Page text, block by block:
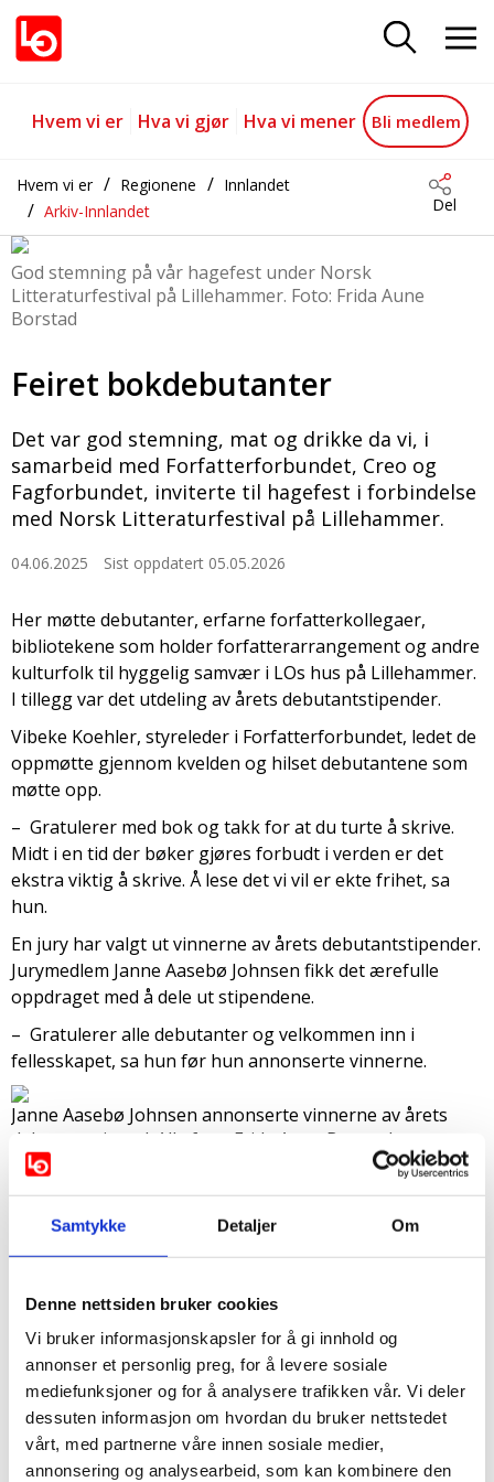
Samtykke Detaljer Om
Denne nettsiden bruker cookies
Vi bruker informasjonskapsler for å gi innhold og
annonser et personlig preg, for å levere sosiale
mediefunksjoner og for å analysere trafikken vår. Vi deler
dessuten informasjon om hvordan du bruker nettstedet
vårt, med partnerne våre innen sosiale medier,
annonsering og analysearbeid, som kan kombinere den
Feiret forfatterdebutanter
Gå til hovedinnhold
Gå til navigasjon
Hvem vi er Hva vi gjør Hva vi mener Bli medlem
Hvem vi er Regionene
Innlandet
Arkiv-Innlandet
Del
God stemning på vår hagefest under Norsk
Litteraturfestival på Lillehammer. Foto: Frida Aune
Borstad
Feiret bokdebutanter
Det var god stemning, mat og drikke da vi, i
samarbeid med Forfatterforbundet, Creo og
Fagforbundet, inviterte til hagefest i forbindelse
med Norsk Litteraturfestival på Lillehammer.
04.06.2025 Sist oppdatert 05.05.2026
Her møtte debutanter, erfarne forfatterkollegaer,
bibliotekene som holder forfatterarrangement og andre
kulturfolk til hyggelig samvær i LOs hus på Lillehammer.
I tillegg var det utdeling av årets debutantstipender.
Vibeke Koehler, styreleder i Forfatterforbundet, ledet de
oppmøtte gjennom kvelden og hilset debutantene som
møtte opp.
– Gratulerer med bok og takk for at du turte å skrive.
Midt i en tid der bøker gjøres forbudt i verden er det
ekstra viktig å skrive. Å lese det vi vil er ekte frihet, sa
hun.
En jury har valgt ut vinnerne av årets debutantstipender.
Jurymedlem Janne Aasebø Johnsen fikk det ærefulle
oppdraget med å dele ut stipendene.
– Gratulerer alle debutanter og velkommen inn i
fellesskapet, sa hun før hun annonserte vinnerne.
Janne Aasebø Johnsen annonserte vinnerne av årets
debutantstipend. Alle foto: Frida Aune Borstad
To forfattere fikk utdelt debutantstipender. Vinnerne av
årets stipender var Fabian Christensen i kategorien
barne- og ungdomslitteratur for sin bok Kompis og
lurer ikke meg.
Debutantstipendene deles ut av LO, Forfatterforbundet
og Fagforbundet.Les mer om juryens begrunnelse og
vinnerne på forfatterforbundets nettside.
Se bilder fra hagefesten: